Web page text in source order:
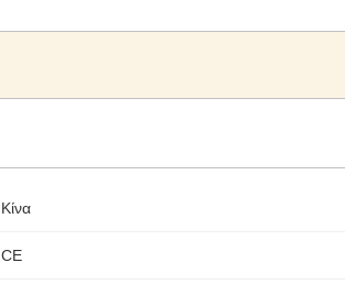
Κίνα
CE